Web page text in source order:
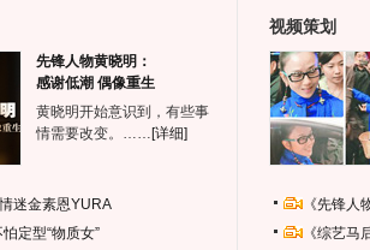
先锋人物黄晓明：
感谢低潮 偶像重生
黄晓明开始意识到，有些事
情需要改变。…… [详细]
迷金素恩YURA
定型“物质女”
视频策划
《先锋
《综艺